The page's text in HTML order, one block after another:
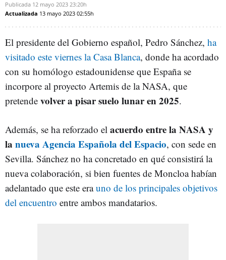
Publicada 12 mayo 2023 23:20h
Actualizada 13 mayo 2023 02:55h
El presidente del Gobierno español, Pedro Sánchez, ha
visitado este viernes la Casa Blanca, donde ha acordado
con su homólogo estadounidense que España se
incorpore al proyecto Artemis de la NASA, que
pretende volver a pisar suelo lunar en 2025.
Además, se ha reforzado el acuerdo entre la NASA y
la nueva Agencia Española del Espacio, con sede en
Sevilla. Sánchez no ha concretado en qué consistirá la
nueva colaboración, si bien fuentes de Moncloa habían
adelantado que este erauno de los principales objetivos
del encuentro entre ambos mandatarios.